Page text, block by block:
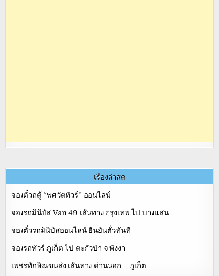
เรื่องล่าสุด
จองตั๋วถตู้ “พศวัตทัวร์” ออนไลน์
จองรถมินิบัส Van 49 เส้นทาง กรุงเทพ ไป บางแสน
จองตั๋วรถมินิบัสออนไลน์ ยืนยันตั๋วทันที
จองรถทัวร์ ภูเก็ต ไป ตะกั่วป่า จ.พังงา
เพชรทักษิณขนส่ง เส้นทาง ด่านนอก – ภูเก็ต